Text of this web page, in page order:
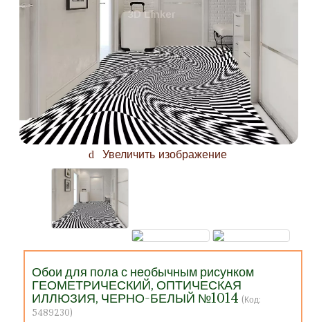
Увеличить изображение
Обои для пола с необычным рисунком
ГЕОМЕТРИЧЕСКИЙ, ОПТИЧЕСКАЯ
ИЛЛЮЗИЯ, ЧЕРНО-БЕЛЫЙ №1014 (Код:
5489230)